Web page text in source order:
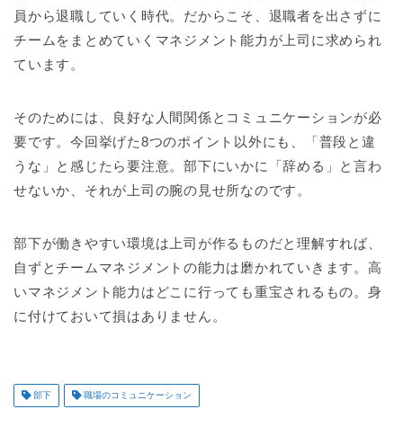
員から退職していく時代。だからこそ、退職者を出さずに
チームをまとめていくマネジメント能力が上司に求められ
ています。
そのためには、良好な人間関係とコミュニケーションが必
要です。今回挙げた8つのポイント以外にも、「普段と違
うな」と感じたら要注意。部下にいかに「辞める」と言わ
せないか、それが上司の腕の見せ所なのです。
部下が働きやすい環境は上司が作るものだと理解すれば、
自ずとチームマネジメントの能力は磨かれていきます。高
いマネジメント能力はどこに行っても重宝されるもの。身
に付けておいて損はありません。
部下 職場のコミュニケーション